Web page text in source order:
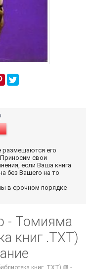
размещаются его
свои
если Ваша книга
без Вашего на то
в срочном порядке
- Томияма
книг .TXT)
книг .TXT) 📗 -